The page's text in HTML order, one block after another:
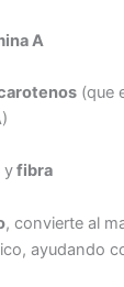
A
(que
yfibra
, convierte al
ayudando